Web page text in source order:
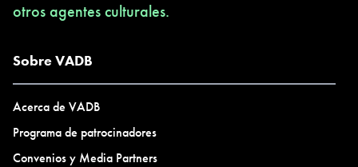
otros agentes culturales.
Sobre VADB
Acerca de VADB
Programa de patrocinadores
Convenios y Media Partners